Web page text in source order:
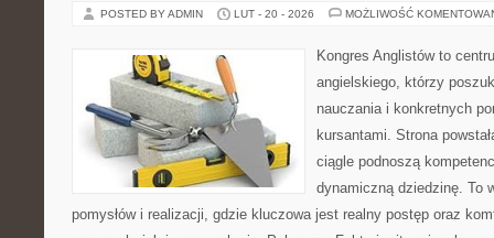
POSTED BY ADMIN LUT - 20 - 2026 MOŻLIWOŚĆ
Kongres Anglistów to
angielskiego, którzy
nauczania i konkretnych
kursantami. Strona
ciągle podnoszą
dynamiczną dziedzinę. To
pomysłów i realizacji, gdzie kluczowa jest realny postęp oraz